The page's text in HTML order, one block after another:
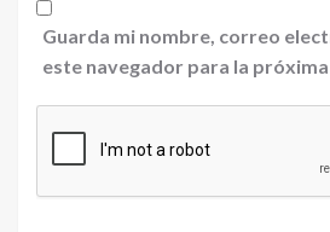
Guarda mi nombre, correo
este navegador para la